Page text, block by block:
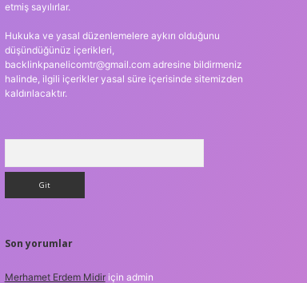
etmiş sayılırlar.
Hukuka ve yasal düzenlemelere aykırı olduğunu
düşündüğünüz içerikleri,
backlinkpanelicomtr@gmail.comadresine bildirmeniz
halinde, ilgili içerikler yasal süre içerisinde sitemizden
kaldırılacaktır.
Son yorumlar
Merhamet Erdem Midiriçin admin